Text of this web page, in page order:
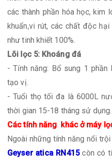
các thành phần hóa học, kim
khuẩn,vi rút, các chất độc
như tinh khiết 100%.
Lõi lọc 5: Khoáng đá
- Tính năng: Bổ sung 1 phần
tạo vị.
- Tuổi thọ tối đa là 6000L
thời gian 15-18 tháng sử dụng.
Các tính năng khác ở máy
Ngoài những tính năng nổi
Geyser atica RN415còn có